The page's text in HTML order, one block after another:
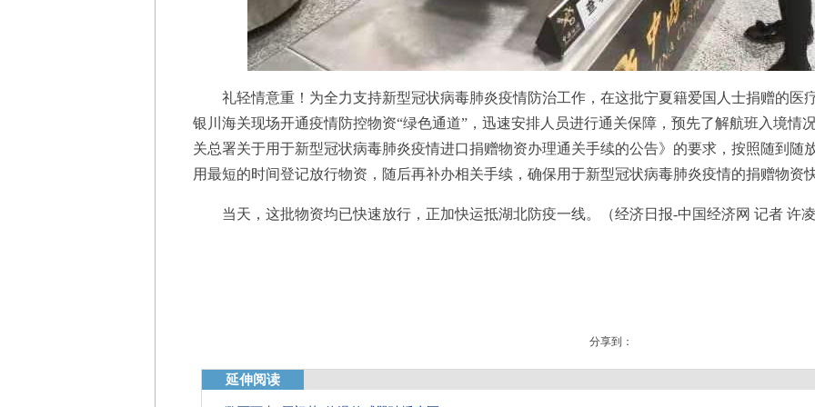
礼轻情意重！为全力支持新型冠状病毒肺炎疫情防治工作，在这批宁夏籍爱国人士捐赠的医
银川海关现场开通疫情防控物资“绿色通道”，迅速安排人员进行通关保障，预先了解航班入境情
关总署关于用于新型冠状病毒肺炎疫情进口捐赠物资办理通关手续的公告》的要求，按照随到随
用最短的时间登记放行物资，随后再补办相关手续，确保用于新型冠状病毒肺炎疫情的捐赠物资
当天，这批物资均已快速放行，正加快运抵湖北防疫一线。（经济日报-中国经济网 记者 许
分享到：
延伸阅读